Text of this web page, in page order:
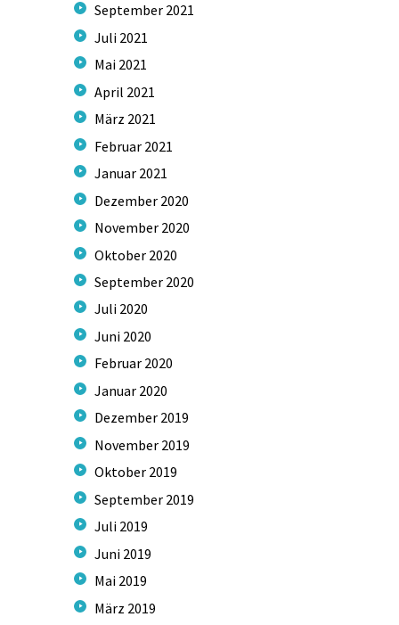
September 2021
Juli 2021
Mai 2021
April 2021
März 2021
Februar 2021
Januar 2021
Dezember 2020
November 2020
Oktober 2020
September 2020
Juli 2020
Juni 2020
Februar 2020
Januar 2020
Dezember 2019
November 2019
Oktober 2019
September 2019
Juli 2019
Juni 2019
Mai 2019
März 2019